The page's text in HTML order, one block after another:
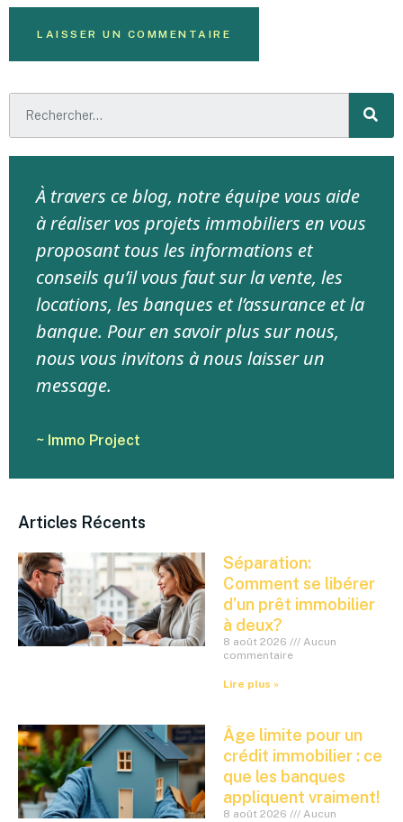
À travers ce blog, notre équipe vous aide
à réaliser vos projets immobiliers en vous
proposant tous les informations et
conseils qu’il vous faut sur la vente, les
locations, les banques et l’assurance et la
banque. Pour en savoir plus sur nous,
nous vous invitons à nous laisser un
message.
~ Immo Project
Articles Récents
Séparation:
Comment se libérer
d’un prêt immobilier
à deux?
8 août 2026
Aucun
commentaire
Lire plus »
Âge limite pour un
crédit immobilier : ce
que les banques
appliquent vraiment!
8 août 2026
Aucun